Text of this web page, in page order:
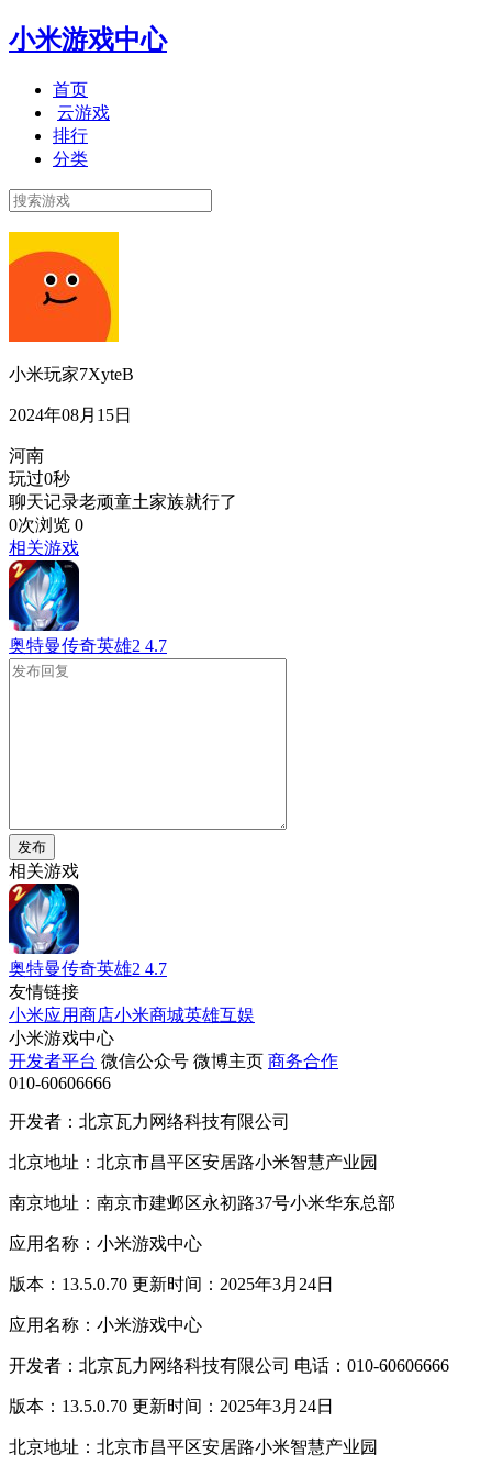
小米游戏中心
首页
云游戏
排行
分类
小米玩家7XyteB
2024年08月15日
河南
玩过0秒
聊天记录老顽童土家族就行了
0次浏览 0
相关游戏
奥特曼传奇英雄2 4.7
发布
相关游戏
奥特曼传奇英雄2 4.7
友情链接
小米应用商店小米商城英雄互娱
小米游戏中心
开发者平台 微信公众号 微博主页 商务合作
010-60606666
开发者：北京瓦力网络科技有限公司
北京地址：北京市昌平区安居路小米智慧产业园
南京地址：南京市建邺区永初路37号小米华东总部
应用名称：小米游戏中心
版本：13.5.0.70 更新时间：2025年3月24日
应用名称：小米游戏中心
开发者：北京瓦力网络科技有限公司 电话：010-60606666
版本：13.5.0.70 更新时间：2025年3月24日
北京地址：北京市昌平区安居路小米智慧产业园